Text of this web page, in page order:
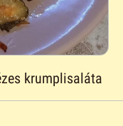
krumplisaláta